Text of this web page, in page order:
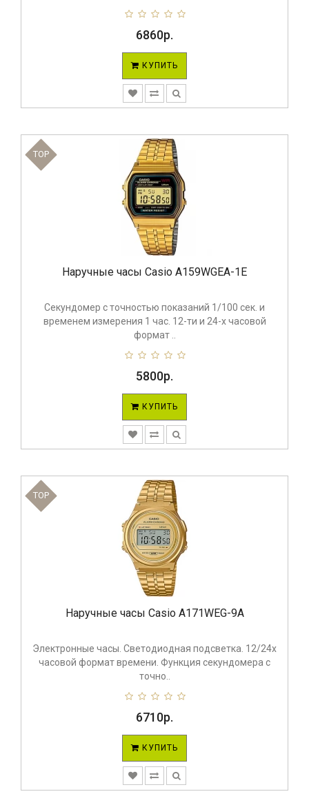
6860р.
КУПИТЬ
TOP
Наручные часы Casio A159WGEA-1E
Секундомер с точностью показаний 1/100 сек. и
временем измерения 1 час. 12-ти и 24-х часовой
формат ..
5800р.
КУПИТЬ
TOP
Наручные часы Casio A171WEG-9A
Электронные часы. Светодиодная подсветка. 12/24х
часовой формат времени. Функция секундомера с
точно..
6710р.
КУПИТЬ